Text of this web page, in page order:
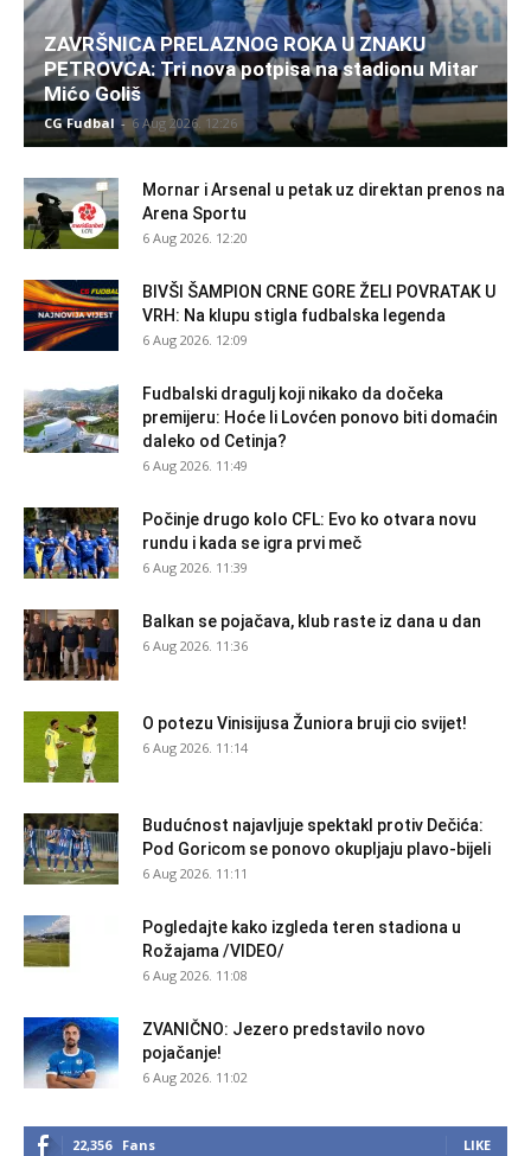
ZAVRŠNICA PRELAZNOG ROKA U ZNAKU
PETROVCA: Tri nova potpisa na stadionu Mitar
Mićo Goliš
CG Fudbal - 6 Aug 2026. 12:26
Mornar i Arsenal u petak uz direktan prenos na
Arena Sportu
6 Aug 2026. 12:20
BIVŠI ŠAMPION CRNE GORE ŽELI POVRATAK U
VRH: Na klupu stigla fudbalska legenda
6 Aug 2026. 12:09
Fudbalski dragulj koji nikako da dočeka
premijeru: Hoće li Lovćen ponovo biti domaćin
daleko od Cetinja?
6 Aug 2026. 11:49
Počinje drugo kolo CFL: Evo ko otvara novu
rundu i kada se igra prvi meč
6 Aug 2026. 11:39
Balkan se pojačava, klub raste iz dana u dan
6 Aug 2026. 11:36
O potezu Vinisijusa Žuniora bruji cio svijet!
6 Aug 2026. 11:14
Budućnost najavljuje spektakl protiv Dečića:
Pod Goricom se ponovo okupljaju plavo-bijeli
6 Aug 2026. 11:11
Pogledajte kako izgleda teren stadiona u
Rožajama /VIDEO/
6 Aug 2026. 11:08
ZVANIČNO: Jezero predstavilo novo
pojačanje!
6 Aug 2026. 11:02
22,356 Fans LIKE